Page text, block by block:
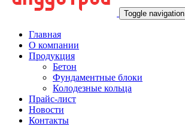
Toggle navigation
Главная
О компании
Продукция
Бетон
Фундаментные блоки
Колодезные кольца
Прайс-лист
Новости
Контакты